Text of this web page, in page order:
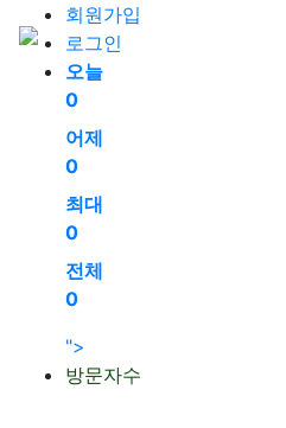
회원가입
로그인
오늘
0
어제
0
최대
0
전체
0
">
방문자수